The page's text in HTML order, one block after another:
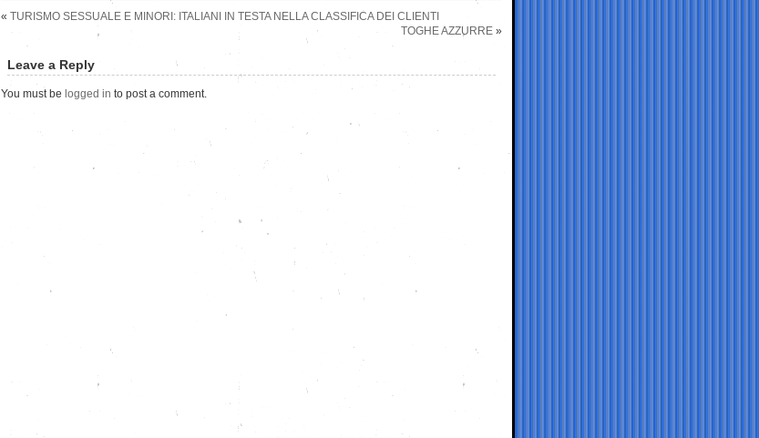
« TURISMO SESSUALE E MINORI: ITALIANI IN TESTA NELLA CLASSIFICA DEI CLIENTI
TOGHE AZZURRE »
Leave a Reply
You must be logged in to post a comment.